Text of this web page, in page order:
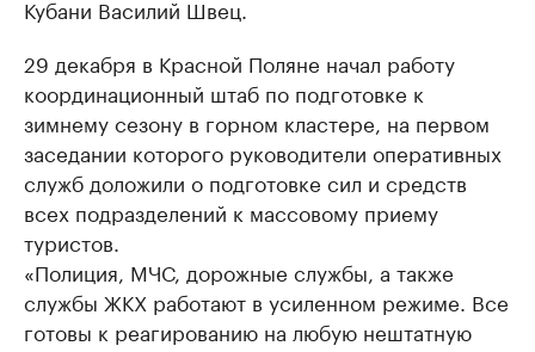
Кубани Василий Швец.
29 декабря в Красной Поляне начал работу
координационный штаб по подготовке к
зимнему сезону в горном кластере, на первом
заседании которого руководители оперативных
служб доложили о подготовке сил и средств
всех подразделений к массовому приему
туристов.
«Полиция, МЧС, дорожные службы, а также
службы ЖКХ работают в усиленном режиме. Все
готовы к реагированию на любую нештатную